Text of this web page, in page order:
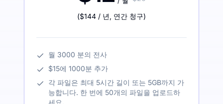
($144 / 년, 연간 청구)
월 3000 분의 전사
$15에 1000분 추가
각 파일은 최대 5시간 길이 또는 5GB까지 가
능합니다. 한 번에 50개의 파일을 업로드하